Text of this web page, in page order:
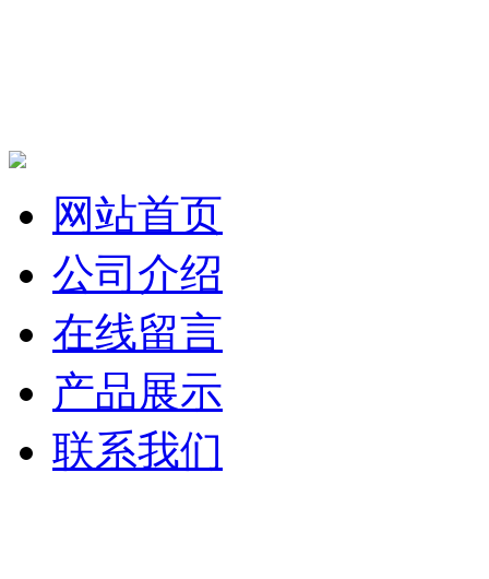
网站首页
公司介绍
在线留言
产品展示
联系我们